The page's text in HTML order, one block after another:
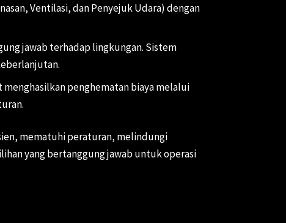
Ventilasi, dan Penyejuk Udara) dengan
jawab terhadap lingkungan. Sistem
penghematan biaya melalui
mematuhi peraturan, melindungi
yang bertanggung jawab untuk operasi